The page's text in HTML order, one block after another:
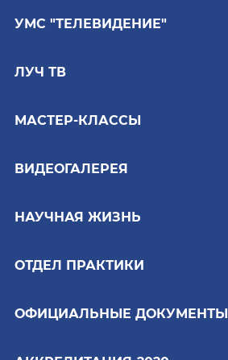
УМС "ТЕЛЕВИДЕНИЕ"
ЛУЧ ТВ
МАСТЕР-КЛАССЫ
ВИДЕОГАЛЕРЕЯ
НАУЧНАЯ ЖИЗНЬ
ОТДЕЛ ПРАКТИКИ
ОФИЦИАЛЬНЫЕ ДОКУМЕНТЫ